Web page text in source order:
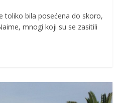
toliko bila posećena do skoro,
mnogi koji su se zasitili